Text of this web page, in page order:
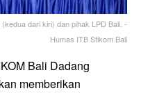
dari kiri) dan pihak LPD Bali. -
Humas ITB Stikom Bali
Bali Dadang
memberikan